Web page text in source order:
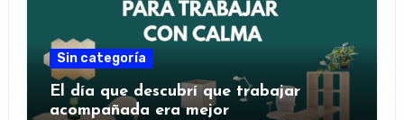
Sin categoría
El día que descubrí que trabajar
acompañada era mejor